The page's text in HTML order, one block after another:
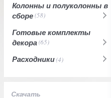
Колонны и полуколонны в
сборе(58)
Готовые комплекты
декора(65)
Расходники(4)
Скачать